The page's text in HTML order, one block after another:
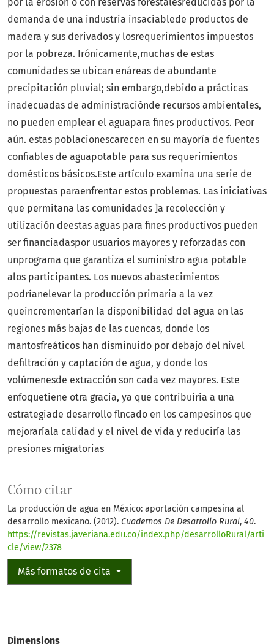
Cómo citar
La producción de agua en México: aportación campesina al
desarrollo mexicano. (2012). Cuadernos De Desarrollo Rural, 40.
https://revistas.javeriana.edu.co/index.php/desarrolloRural/arti
cle/view/2378
Más formatos de cita
Dimensions
por la erosión o con reservas forestalesreducidas por la
demanda de una industria insaciablede productos de
madera y sus derivados y losrequerimientos impuestos
por la pobreza. Irónicamente,muchas de estas
comunidades se ubican enáreas de abundante
precipitación pluvial; sin embargo,debido a prácticas
inadecuadas de administraciónde recursos ambientales,
no pueden emplear el aguapara fines productivos. Peor
aún. estas poblacionescarecen en su mayoría de fuentes
confiables de aguapotable para sus requerimientos
domésticos básicos.Este artículo examina una serie de
propuestas paraenfrentar estos problemas. Las iniciativas
que permitana las comunidades ]a recolección y
utilización deestas aguas para fines productivos pueden
ser financiadaspor usuarios mayores y reforzadas con
unprograma que garantiza el suministro agua potable
alos participantes. Los nuevos abastecimientos
podríanelevar la producción primaria a la vez
queincrementarían la disponibilidad del agua en las
regiones más bajas de las cuencas, donde los
mantosfreáticos han disminuido por debajo del nivel
defiltración y captación de agua, y donde los
volúmenesde extracción son cada vez mayores. Este
enfoquetiene otra gracia, ya que contribuiría a una
estrategiade desarrollo flncado en los campesinos que
mejoraríala calidad y el nivel de vida y reduciría las
presiones migratorias